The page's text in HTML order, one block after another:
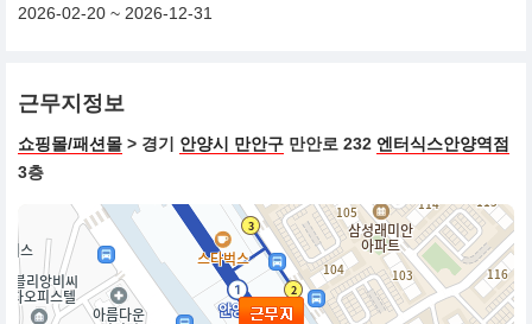
2026-02-20 ~ 2026-12-31
근무지정보
쇼핑몰/패션몰 > 경기 안양시 만안구 만안로 232 엔터식스안양역점
3층